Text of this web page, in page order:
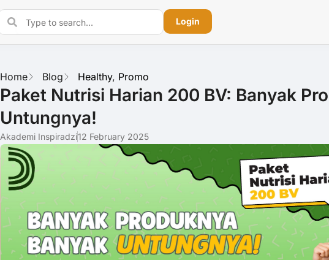
Login
Home Blog Healthy, Promo
Paket Nutrisi Harian 200 BV: Banyak
Untungnya!
Akademi Inspiradzi12 February 2025